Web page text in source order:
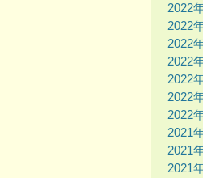
2022
2022
2022
2022
2022
2022
2022
2021
2021
2021